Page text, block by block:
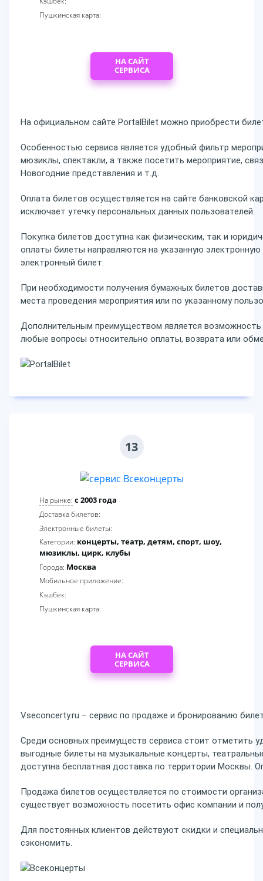
Пушкинская карта:
НА САЙТ
СЕРВИСА
На официальном сайте PortalBilet можно приобрести
Особенностью сервиса является удобный фильтр
мюзиклы, спектакли, а также посетить мероприятие,
Новогодние представления и т.д.
Оплата билетов осуществляется на сайте банковской
исключает утечку персональных данных пользователей.
Покупка билетов доступна как физическим, так и
оплаты билеты направляются на указанную
электронный билет.
При необходимости получения бумажных билетов
места проведения мероприятия или по указанному
Дополнительным преимуществом является
любые вопросы относительно оплаты, возврата или
13
На рынке: c 2003 года
Доставка билетов:
Электронные билеты:
Категории: концерты, театр, детям, спорт, шоу,
мюзиклы, цирк, клубы
Города: Москва
Мобильное приложение:
Кэшбек:
Пушкинская карта:
НА САЙТ
СЕРВИСА
Vseconcerty.ru – сервис по продаже и бронированию
Среди основных преимуществ сервиса стоит отметить
выгодные билеты на музыкальные концерты,
доступна бесплатная доставка по территории Москвы.
Продажа билетов осуществляется по стоимости
существует возможность посетить офис компании и
Для постоянных клиентов действуют скидки и
сэкономить.